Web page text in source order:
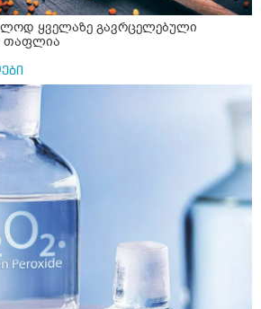
ყველაზე გავრცელებული
თაფლია